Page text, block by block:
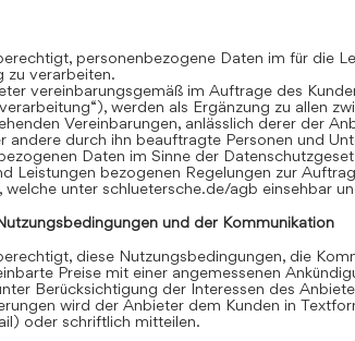
personenbezogene Daten im für die
zu verarbeiten.
vereinbarungsgemäß im Auftrage des
werden als Ergänzung zu allen
Vereinbarungen, anlässlich derer der
andere durch ihn beauftragte Personen und
Daten im Sinne der
Leistungen bezogenen Regelungen zur
welche unter schluetersche.de/agb einsehbar
und der Kommunikation
diese Nutzungsbedingungen, die
Preise mit einer angemessenen
Berücksichtigung der Interessen des
wird der Anbieter dem Kunden in
oder schriftlich mitteilen.